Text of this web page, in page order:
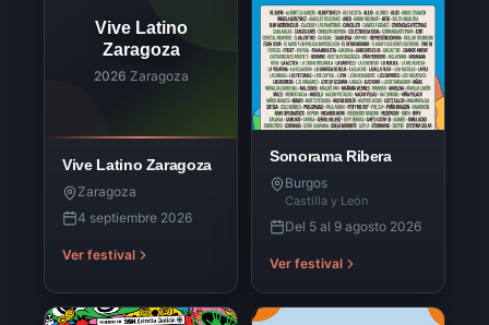
Vive Latino
Zaragoza
2026·Zaragoza
Vive Latino Zaragoza
Zaragoza
4 septiembre 2026
Ver festival
Sonorama Ribera
Burgos
Castilla y León
Del 5 al 9 agosto 2026
Ver festival